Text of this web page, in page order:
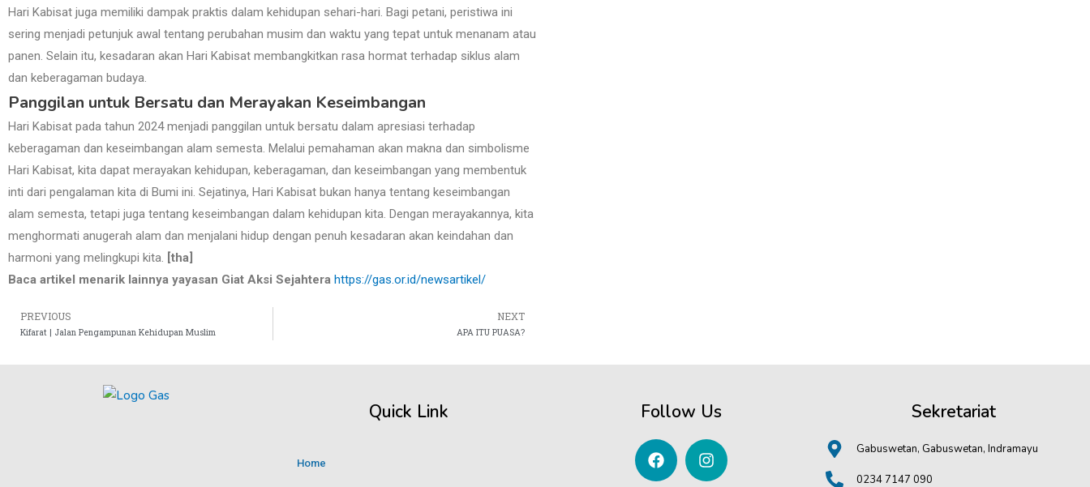
Hari Kabisat juga memiliki dampak praktis dalam kehidupan sehari-hari. Bagi petani, peristiwa ini
sering menjadi petunjuk awal tentang perubahan musim dan waktu yang tepat untuk menanam atau
panen. Selain itu, kesadaran akan Hari Kabisat membangkitkan rasa hormat terhadap siklus alam
dan keberagaman budaya.
Panggilan untuk Bersatu dan Merayakan Keseimbangan
Hari Kabisat pada tahun 2024 menjadi panggilan untuk bersatu dalam apresiasi terhadap
keberagaman dan keseimbangan alam semesta. Melalui pemahaman akan makna dan simbolisme
Hari Kabisat, kita dapat merayakan kehidupan, keberagaman, dan keseimbangan yang membentuk
inti dari pengalaman kita di Bumi ini. Sejatinya, Hari Kabisat bukan hanya tentang keseimbangan
alam semesta, tetapi juga tentang keseimbangan dalam kehidupan kita. Dengan merayakannya, kita
menghormati anugerah alam dan menjalani hidup dengan penuh kesadaran akan keindahan dan
harmoni yang melingkupi kita. [tha]
Baca artikel menarik lainnya yayasan Giat Aksi Sejahtera https://gas.or.id/newsartikel/
PREVIOUS
Kifarat | Jalan Pengampunan Kehidupan Muslim
NEXT
APA ITU PUASA?
Quick Link
Home
Follow Us Sekretariat
Gabuswetan, Gabuswetan, Indramayu
0234 7147 090